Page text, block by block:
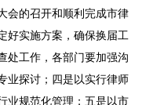
会的召开和顺利完成市律
好实施方案，确保换届工
处工作，各部门要加强沟
业探讨；四是以实行律师
业规范化管理；五是以市